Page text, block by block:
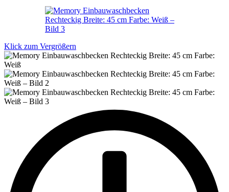
Klick zum Vergrößern